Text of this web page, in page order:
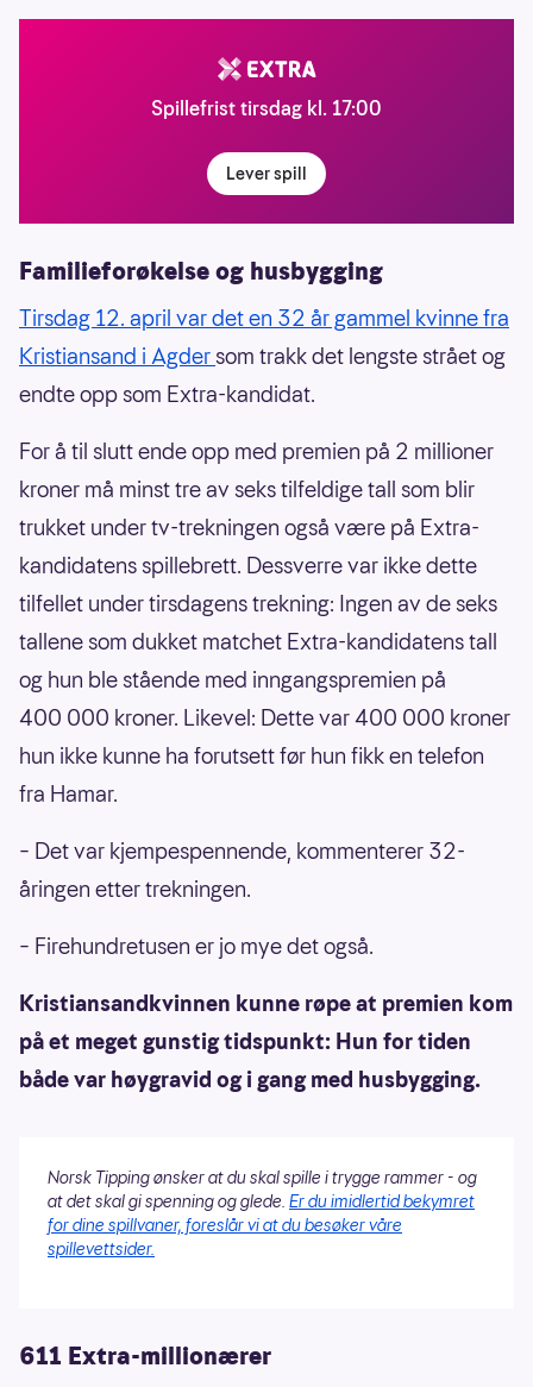
Spillefrist tirsdag kl. 17:00
Lever spill
Familieforøkelse og husbygging
Tirsdag 12. april var det en 32 år gammel kvinne fra
Kristiansand i Agder som trakk det lengste strået og
endte opp som Extra-kandidat.
For å til slutt ende opp med premien på 2 millioner
kroner må minst tre av seks tilfeldige tall som blir
trukket under tv-trekningen også være på Extra-
kandidatens spillebrett. Dessverre var ikke dette
tilfellet under tirsdagens trekning: Ingen av de seks
tallene som dukket matchet Extra-kandidatens tall
og hun ble stående med inngangspremien på
400 000 kroner. Likevel: Dette var 400 000 kroner
hun ikke kunne ha forutsett før hun fikk en telefon
fra Hamar.
– Det var kjempespennende, kommenterer 32-
åringen etter trekningen.
– Firehundretusen er jo mye det også.
Kristiansandkvinnen kunne røpe at premien kom
på et meget gunstig tidspunkt: Hun for tiden
både var høygravid og i gang med husbygging.
Norsk Tipping ønsker at du skal spille i trygge rammer - og
at det skal gi spenning og glede. Er du imidlertid bekymret
for dine spillvaner, foreslår vi at du besøker våre
spillevettsider.
611 Extra-millionærer